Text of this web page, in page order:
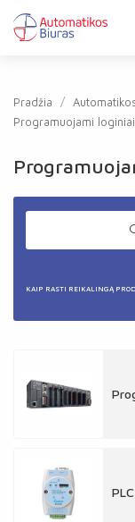
Pradžia
Programuojami
KAIP RASTI REIKALINGĄ